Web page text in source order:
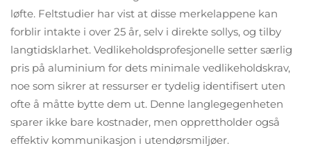
løfte. Feltstudier har vist at disse merkelappene kan
forblir intakte i over 25 år, selv i direkte sollys, og tilby
langtidsklarhet. Vedlikeholdsprofesjonelle setter særlig
pris på aluminium for dets minimale vedlikeholdskrav,
noe som sikrer at ressurser er tydelig identifisert uten
ofte å måtte bytte dem ut. Denne langlegegenheten
sparer ikke bare kostnader, men opprettholder også
effektiv kommunikasjon i utendørsmiljøer.